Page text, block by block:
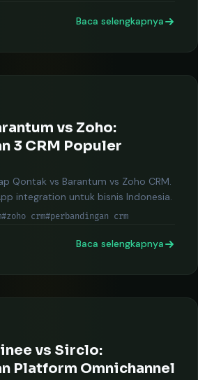
Baca selengkapnya
vs Zoho:
3 CRM Populer
Qontak vs Barantum vs Zoho CRM.
integration untuk bisnis Indonesia.
#zoho crm#perbandingan crm
Baca selengkapnya
vs Sirclo:
Platform Omnichannel